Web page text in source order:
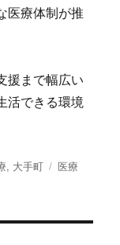
医療体制が推
援まで幅広い
活できる環境
, 大手町
タ
医療